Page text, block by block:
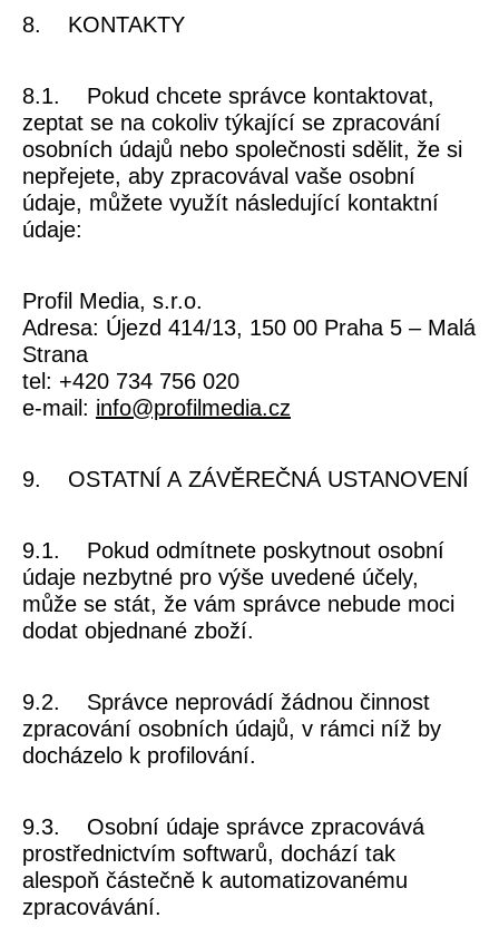
8. KONTAKTY
8.1. Pokud chcete správce kontaktovat,
zeptat se na cokoliv týkající se zpracování
osobních údajů nebo společnosti sdělit, že si
nepřejete, aby zpracovával vaše osobní
údaje, můžete využít následující kontaktní
údaje:
Profil Media, s.r.o.
Adresa: Újezd 414/13, 150 00 Praha 5 – Malá
Strana
tel: +420 734 756 020
e-mail: info@profilmedia.cz
9. OSTATNÍ A ZÁVĚREČNÁ USTANOVENÍ
9.1. Pokud odmítnete poskytnout osobní
údaje nezbytné pro výše uvedené účely,
může se stát, že vám správce nebude moci
dodat objednané zboží.
9.2. Správce neprovádí žádnou činnost
zpracování osobních údajů, v rámci níž by
docházelo k profilování.
9.3. Osobní údaje správce zpracovává
prostřednictvím softwarů, dochází tak
alespoň částečně k automatizovanému
zpracovávání.